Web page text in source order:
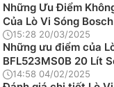
các gia đình nhỏ hoặc
Những Ưu Điểm
Của Lò Vi Sóng
Lít Series 8
15:28 20/03/2025
Những ưu điểm của
BFL523MS0B 20 Lít
14:58 04/02/2025